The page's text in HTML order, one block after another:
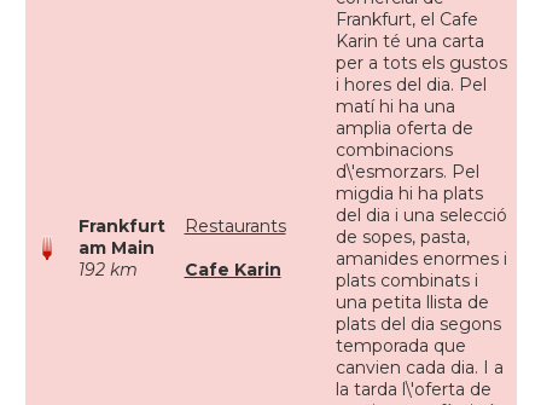
Frankfurt
am Main
192 km
Restaurants
Cafe Karin
Frankfurt, el Cafe
Karin té una carta
per a tots els gustos
i hores del dia. Pel
matí hi ha una
amplia oferta de
combinacions
d\'esmorzars. Pel
migdia hi ha plats
del dia i una selecció
de sopes, pasta,
amanides enormes i
plats combinats i
una petita llista de
plats del dia segons
temporada que
canvien cada dia. I a
la tarda l\'oferta de